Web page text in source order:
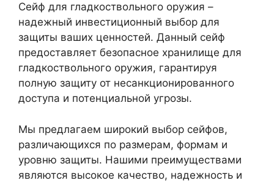
Сейф для гладкоствольного оружия –
надежный инвестиционный выбор для
защиты ваших ценностей. Данный сейф
предоставляет безопасное хранилище для
гладкоствольного оружия, гарантируя
полную защиту от несанкционированного
доступа и потенциальной угрозы.
Мы предлагаем широкий выбор сейфов,
различающихся по размерам, формам и
уровню защиты. Нашими преимуществами
являются высокое качество, надежность и